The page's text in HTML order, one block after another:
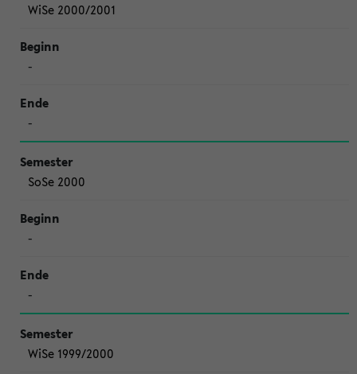
WiSe 2000/2001
-
-
SoSe 2000
-
-
WiSe 1999/2000